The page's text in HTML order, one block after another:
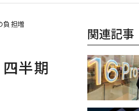
負担増
半期
関連記事